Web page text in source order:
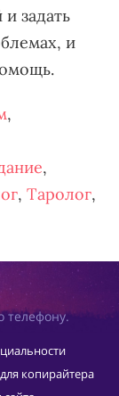
задать
и
,
,
, Таролог,
телефону.
копирайтера